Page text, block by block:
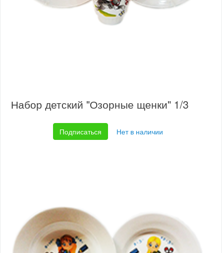
Набор детский "Озорные щенки" 1/3
Подписаться Нет в наличии